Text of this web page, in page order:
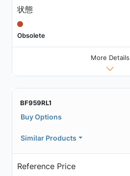
状態
Obsolete
More Details
BF959RL1
Buy Options
Similar Products
Reference Price